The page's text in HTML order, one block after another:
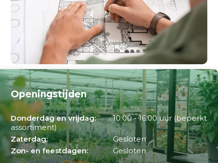
Openingstijden
Donderdag en vrijdag:
10:00 - 16:00 uur (beperkt
assortiment)
Zaterdag:
Gesloten
Zon- en feestdagen:
Gesloten